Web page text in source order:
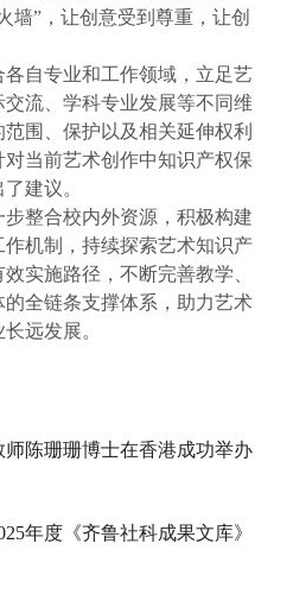
墙”，让创意受到尊重，让创
自专业和工作领域，立足艺
流、学科专业发展等不同维
围、保护以及相关延伸权利
当前艺术创作中知识产权保
建议。
整合校内外资源，积极构建
机制，持续探索艺术知识产
实施路径，不断完善教学、
全链条支撑体系，助力艺术
远发展。
陈珊珊博士在香港成功举办
年度《齐鲁社科成果文库》